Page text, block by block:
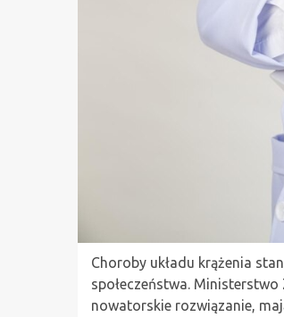
Choroby układu krążenia
społeczeństwa.
nowatorskie rozwiązanie,